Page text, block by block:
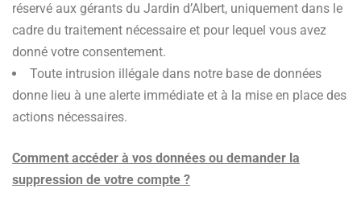
réservé aux gérants du Jardin d’Albert, uniquement dans le
cadre du traitement nécessaire et pour lequel vous avez
donné votre consentement.
Toute intrusion illégale dans notre base de données
donne lieu à une alerte immédiate et à la mise en place des
actions nécessaires.
Comment accéder à vos données ou demander la
suppression de votre compte ?